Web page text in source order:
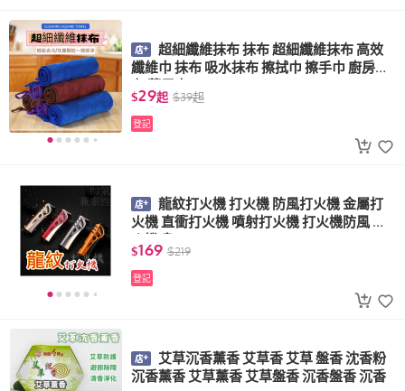
超細纖維抹布 抹布 超細纖維抹布 高效
纖維巾 抹布 吸水抹布 擦拭巾 擦手巾 廚房抹
布 萬用巾
$29起 $39起
登記
龍紋打火機 打火機 防風打火機 金屬打
火機 直衝打火機 噴射打火機 打火機防風 打
火機噴
$169 $219
登記
艾草沉香薰香 艾草香 艾草 盤香 沈香粉
沉香薰香 艾草薰香 艾草盤香 沉香盤香 沉香